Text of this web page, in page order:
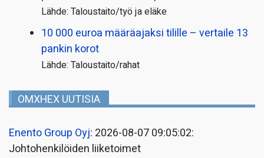
Lähde: Taloustaito/työ ja eläke
10 000 euroa määräajaksi tilille – vertaile 13
pankin korot
Lähde: Taloustaito/rahat
OMXHEX UUTISIA
Enento Group Oyj: 2026-08-07 09:05:02:
Johtohenkilöiden liiketoimet